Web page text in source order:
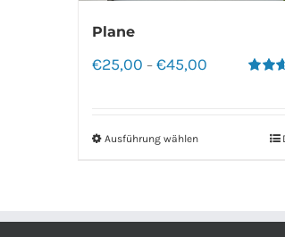
Plane
€25,00 – €45,00
Ausführung wählen